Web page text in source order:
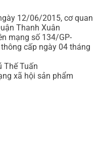
12/06/2015, cơ quan
Thanh Xuân
mạng số 134/GP-
cấp ngày 04 tháng
Thế Tuấn
xã hội sản phẩm